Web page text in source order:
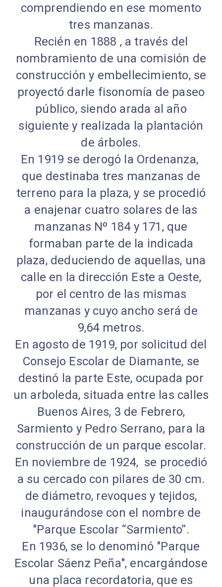
comprendiendo en ese momento
tres manzanas.
Recién en 1888 , a través del
nombramiento de una comisión de
construcción y embellecimiento, se
proyectó darle fisonomía de paseo
público, siendo arada al año
siguiente y realizada la plantación
de árboles.
En 1919 se derogó la Ordenanza,
que destinaba tres manzanas de
terreno para la plaza, y se procedió
a enajenar cuatro solares de las
manzanas Nº 184 y 171, que
formaban parte de la indicada
plaza, deduciendo de aquellas, una
calle en la dirección Este a Oeste,
por el centro de las mismas
manzanas y cuyo ancho será de
9,64 metros.
En agosto de 1919, por solicitud del
Consejo Escolar de Diamante, se
destinó la parte Este, ocupada por
un arboleda, situada entre las calles
Buenos Aires, 3 de Febrero,
Sarmiento y Pedro Serrano, para la
construcción de un parque escolar.
En noviembre de 1924, se procedió
a su cercado con pilares de 30 cm.
de diámetro, revoques y tejidos,
inaugurándose con el nombre de
"Parque Escolar “Sarmiento”.
En 1936, se lo denominó "Parque
Escolar Sáenz Peña", encargándose
una placa recordatoria, que es